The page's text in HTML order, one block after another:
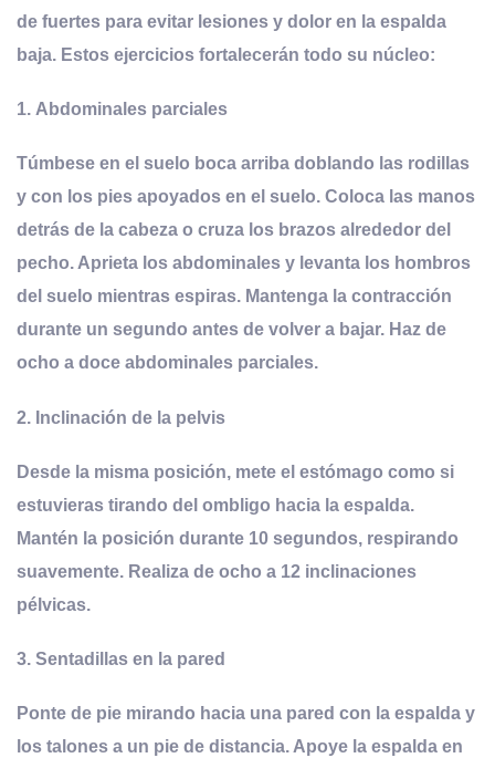
de fuertes para evitar lesiones y dolor en la espalda
baja. Estos ejercicios fortalecerán todo su núcleo:
1. Abdominales parciales
Túmbese en el suelo boca arriba doblando las rodillas
y con los pies apoyados en el suelo. Coloca las manos
detrás de la cabeza o cruza los brazos alrededor del
pecho. Aprieta los abdominales y levanta los hombros
del suelo mientras espiras. Mantenga la contracción
durante un segundo antes de volver a bajar. Haz de
ocho a doce abdominales parciales.
2. Inclinación de la pelvis
Desde la misma posición, mete el estómago como si
estuvieras tirando del ombligo hacia la espalda.
Mantén la posición durante 10 segundos, respirando
suavemente. Realiza de ocho a 12 inclinaciones
pélvicas.
3. Sentadillas en la pared
Ponte de pie mirando hacia una pared con la espalda y
los talones a un pie de distancia. Apoye la espalda en